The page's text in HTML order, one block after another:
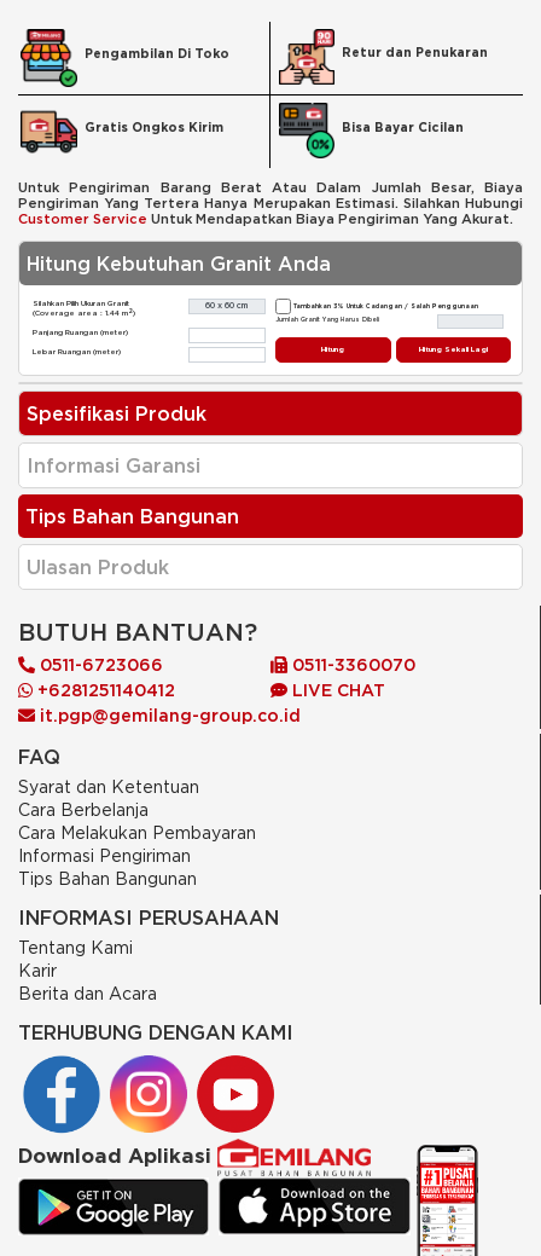
Pengambilan Di Toko Retur dan Penukaran
Gratis Ongkos Kirim Bisa Bayar Cicilan
Untuk Pengiriman Barang Berat Atau Dalam Jumlah Besar, Biaya
Pengiriman Yang Tertera Hanya Merupakan Estimasi. Silahkan Hubungi
Customer Service Untuk Mendapatkan Biaya Pengiriman Yang Akurat.
Hitung Kebutuhan Granit Anda
Silahkan Pilih Ukuran Granit
(Coverage area : 1.44 m2)
Panjang Ruangan (meter)
Lebar Ruangan (meter)
Hitung Hitung Sekali Lagi
Tambahkan 3% Untuk Cadangan / Salah Penggunaan
Jumlah Granit Yang Harus Dibeli
Spesifikasi Produk
Informasi Garansi
Tips Bahan Bangunan
Ulasan Produk
BUTUH BANTUAN?
0511-6723066
0511-3360070
+6281251140412
LIVE CHAT
it.pgp@gemilang-group.co.id
FAQ
Syarat dan Ketentuan
Cara Berbelanja
Cara Melakukan Pembayaran
Informasi Pengiriman
Tips Bahan Bangunan
INFORMASI PERUSAHAAN
Tentang Kami
Karir
Berita dan Acara
TERHUBUNG DENGAN KAMI
Download Aplikasi